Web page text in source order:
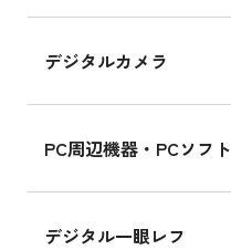
デジタルカメラ
PC周辺機器・PCソフト
デジタル一眼レフ